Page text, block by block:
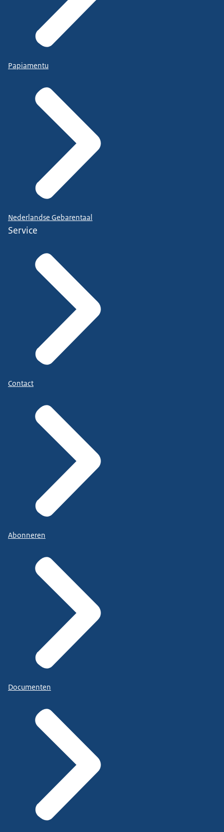
Papiamentu
Nederlandse Gebarentaal
Service
Contact
Abonneren
Documenten